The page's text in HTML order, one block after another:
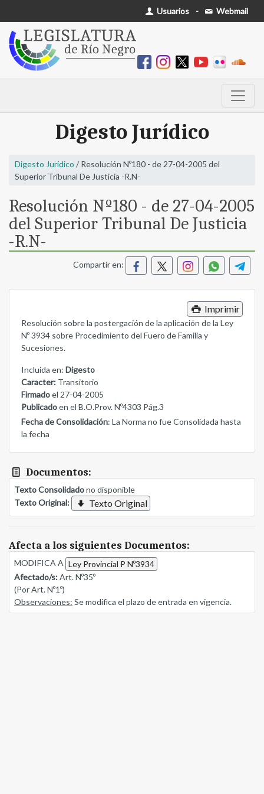
Usuarios - Webmail
Digesto Jurídico
Digesto Jurídico / Resolución Nº180 - de 27-04-2005 del
Superior Tribunal De Justicia -R.N-
Resolución Nº180 - de 27-04-2005
del Superior Tribunal De Justicia
-R.N-
Compartir en:
Imprimir
Resolución sobre la postergación de la aplicación de la Ley
Nº 3934 sobre Procedimiento del Fuero de Familia y
Sucesiones.
Incluida en: Digesto
Caracter: Transitorio
Firmadoel 27-04-2005
Publicadoen el B.O.Prov. Nº4303 Pág.3
Fecha de Consolidación: La Norma no fue Consolidada hasta
la fecha
Documentos:
Texto Consolidadono disponible
Texto Original:
Texto Original
Afecta a los siguientes Documentos:
MODIFICA A Ley Provincial P Nº3934
Afectado/s:Art. Nº35º
(Por Art. Nº1º)
Observaciones: Se modifica el plazo de entrada en vigencia.